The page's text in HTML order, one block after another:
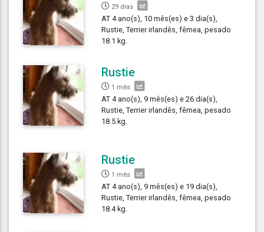
29 dias
AT 4 ano(s), 10 mês(es) e 3 dia(s),
Rustie, Terrier irlandês, fêmea, pesado
18.1 kg.
Rustie
1 mês
AT 4 ano(s), 9 mês(es) e 26 dia(s),
Rustie, Terrier irlandês, fêmea, pesado
18.5 kg.
Rustie
1 mês
AT 4 ano(s), 9 mês(es) e 19 dia(s),
Rustie, Terrier irlandês, fêmea, pesado
18.4 kg.